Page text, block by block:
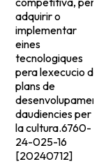
adquirir o
implementar
eines
tecnologiques
pera lexecucio de
plans de
daudiencies per a
la cultura.6760-
24-025-16
[20240712]